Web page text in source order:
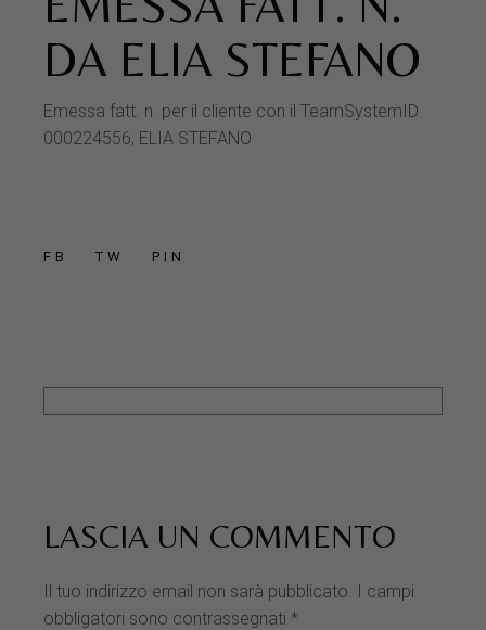
DA ELIA STEFANO
Emessa fatt. n. per il cliente con il TeamSystemID
000224556, ELIA STEFANO
FB TW PIN
LASCIA UN COMMENTO
Il tuo indirizzo email non sarà pubblicato. I campi
obbligatori sono contrassegnati*